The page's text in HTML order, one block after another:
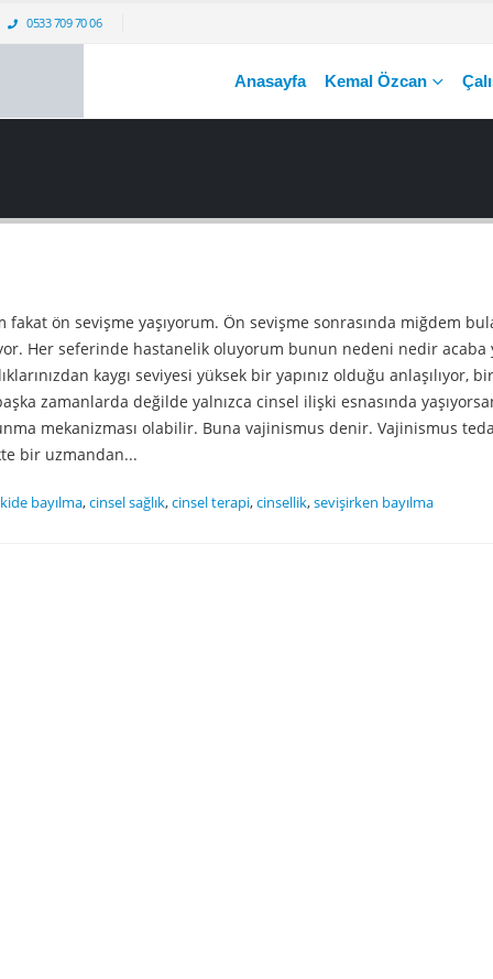
0533 709 70 06
Anasayfa Kemal Özcan
fakat ön sevişme yaşıyorum. Ön sevişme sonrasında miğdem
Her seferinde hastanelik oluyorum bunun nedeni nedir acaba
kaygı seviyesi yüksek bir yapınız olduğu anlaşılıyor,
zamanlarda değilde yalnızca cinsel ilişki esnasında
mekanizması olabilir. Buna vajinismus denir. Vajinismus
bir uzmandan...
bayılma,cinsel sağlık,cinsel terapi,cinsellik,sevişirken bayılma